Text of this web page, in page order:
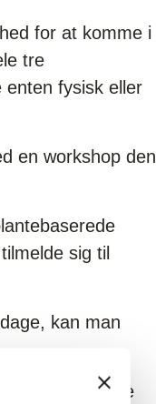
for at komme i
tre
fysisk eller
en workshop den
sig til
kan man
at pitche sine